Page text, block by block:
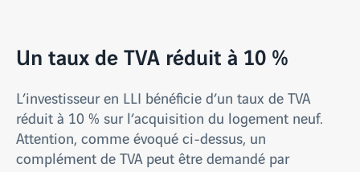
Un taux de TVA réduit à 10 %
L’investisseur en LLI bénéficie d’un taux de TVA
réduit à 10 % sur l’acquisition du logement neuf.
Attention, comme évoqué ci-dessus, un
complément de TVA peut être demandé par